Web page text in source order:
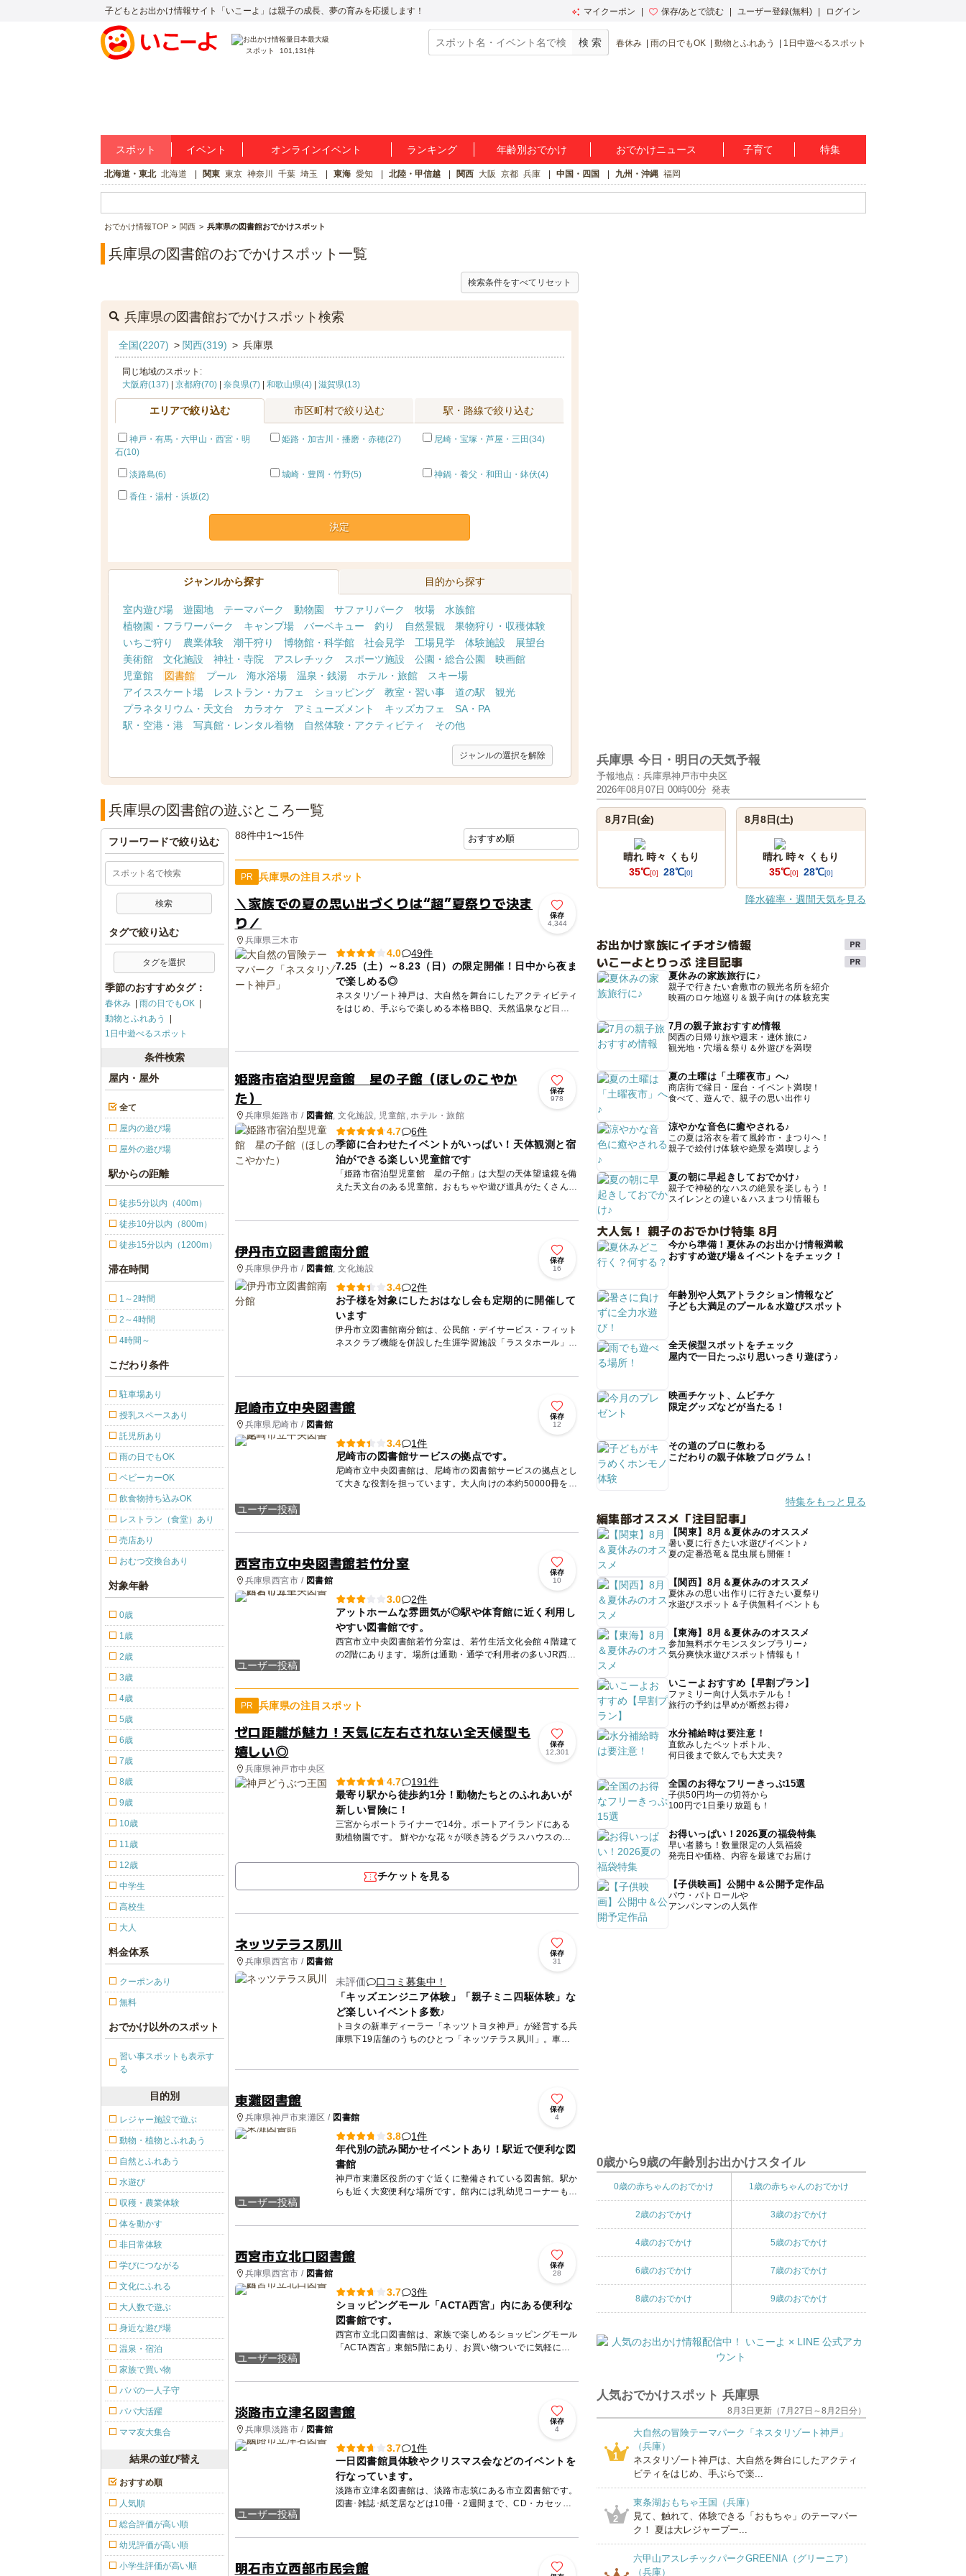
子どもとお出かけ情報サイト「いこーよ」は親子の成長、夢の育みを応援します！ マイクーポン 保存/あとで読む ユーザー登録(無料) ログイン
スポット 101,131件
春休み 雨の日でもOK 動物とふれあう 1日中遊べるスポット
スポット イベント オンラインイベント ランキング 年齢別おでかけ おでかけニュース 子育て 特集
北海道・東北 北海道 関東 東京 神奈川 千葉 埼玉 東海 愛知 北陸・甲信越 関西 大阪 京都 兵庫 中国・四国 九州・沖縄 福岡
おでかけ情報TOP 関西 兵庫県の図書館おでかけスポット
兵庫県の図書館のおでかけスポット一覧
検索条件をすべてリセット
兵庫県の図書館おでかけスポット検索
全国(2207) > 関西(319) > 兵庫県
同じ地域のスポット:
大阪府(137)| 京都府(70)| 奈良県(7)| 和歌山県(4)| 滋賀県(13)
エリアで絞り込む 市区町村で絞り込む 駅・路線で絞り込む
神戸・有馬・六甲山・西宮・明
石(10)
姫路・加古川・播磨・赤穂(27) 尼崎・宝塚・芦屋・三田(34)
淡路島(6) 城崎・豊岡・竹野(5) 神鍋・養父・和田山・鉢伏(4)
香住・湯村・浜坂(2)
決定
ジャンルから探す 目的から探す
室内遊び場 遊園地 テーマパーク 動物園 サファリパーク 牧場
水族館
植物園・フラワーパーク
キャンプ場 バーベキュー 釣り 自然景観
果物狩り・収穫体験
いちご狩り
農業体験 潮干狩り 博物館・科学館 社会見学 工場見学 体験施設
展望台
美術館
文化施設 神社・寺院 アスレチック スポーツ施設 公園・総合公園
映画館
児童館
図書館 プール 海水浴場 温泉・銭湯 ホテル・旅館
スキー場
アイススケート場
レストラン・カフェ ショッピング 教室・習い事 道の駅
観光
プラネタリウム・天文台
カラオケ アミューズメント キッズカフェ
SA・PA
駅・空港・港
写真館・レンタル着物 自然体験・アクティビティ その他
ジャンルの選択を解除
兵庫県の図書館の遊ぶところ一覧
88件中1〜15件
PR 兵庫県の注目スポット
＼家族での夏の思い出づくりは“超”夏祭りで決ま
り／
兵庫県三木市
保存
4,344
4.0
49件
7.25（土）～8.23（日）の限定開催！日中から夜ま
で楽しめる◎
ネスタリゾート神戸は、大自然を舞台にしたアクティビティ
をはじめ、手ぶらで楽しめる本格BBQ、天然温泉など日帰
姫路市宿泊型児童館 星の子館（ほしのこやか
た）
兵庫県姫路市 / 図書館 , 文化施設, 児童館, ホテル・旅館
保存
978
4.7
6件
季節に合わせたイベントがいっぱい！天体観測と宿
泊ができる楽しい児童館です
「姫路市宿泊型児童館 星の子館」は大型の天体望遠鏡を備
えた天文台のある児童館。おもちゃや遊び道具がたくさんあ
伊丹市立図書館南分館
兵庫県伊丹市 / 図書館 , 文化施設
保存
16
3.4
2件
お子様を対象にしたおはなし会も定期的に開催して
います
伊丹市立図書館南分館は、公民館・デイサービス・フィット
ネスクラブ機能を併設した生涯学習施設「ラスタホール」の
尼崎市立中央図書館
兵庫県尼崎市 / 図書館
保存
12
ユーザー投稿
3.4
1件
尼崎市の図書館サービスの拠点です。
尼崎市立中央図書館は、尼崎市の図書館サービスの拠点とし
て大きな役割を担っています。大人向けの本約50000冊を揃
西宮市立中央図書館若竹分室
兵庫県西宮市 / 図書館
保存
10
ユーザー投稿
3.0
2件
アットホームな雰囲気が◎駅や体育館に近く利用し
やすい図書館です。
西宮市立中央図書館若竹分室は、若竹生活文化会館４階建て
の2階にあります。場所は通勤・通学で利用者の多いJR西宮
PR 兵庫県の注目スポット
ゼロ距離が魅力！天気に左右されない全天候型も
嬉しい◎
兵庫県神戸市中央区
保存
12,301
4.7
191件
最寄り駅から徒歩約1分！動物たちとのふれあいが
新しい冒険に！
三宮からポートライナーで14分。ポートアイランドにある
動植物園です。 鮮やかな花々が咲き誇るグラスハウスの屋
会うことが...
チケットを見る
ネッツテラス夙川
兵庫県西宮市 / 図書館
保存
31
未評価
口コミ募集中！
「キッズエンジニア体験」「親子ミニ四駆体験」な
ど楽しいイベント多数♪
トヨタの新車ディーラー「ネッツトヨタ神戸」が経営する兵
庫県下19店舗のうちのひとつ「ネッツテラス夙川」。車の
東灘図書館
兵庫県神戸市東灘区 / 図書館
保存
4
ユーザー投稿
3.8
1件
年代別の読み聞かせイベントあり！駅近で便利な図
書館
神戸市東灘区役所のすぐ近くに整備されている図書館。駅か
らも近く大変便利な場所です。館内には乳幼児コーナーもあ
西宮市立北口図書館
兵庫県西宮市 / 図書館
保存
28
ユーザー投稿
3.7
3件
ショッピングモール「ACTA西宮」内にある便利な
図書館です。
西宮市立北口図書館は、家族で楽しめるショッピングモール
「ACTA西宮」東館5階にあり、お買い物ついでに気軽に立
淡路市立津名図書館
兵庫県淡路市 / 図書館
保存
4
ユーザー投稿
3.7
1件
一日図書館員体験やクリスマス会などのイベントを
行なっています。
淡路市立津名図書館は、淡路市志筑にある市立図書館です。
図書･雑誌･紙芝居などは10冊・2週間まで、CD・カセッ
明石市立西部市民会館
フリーワードで絞り込む
タグで絞り込む
タグを選択
季節のおすすめタグ：
春休み
雨の日でもOK
動物とふれあう
1日中遊べるスポット
条件検索
屋内・屋外
全て
屋内の遊び場
屋外の遊び場
駅からの距離
徒歩5分以内（400m）
徒歩10分以内（800m）
徒歩15分以内（1200m）
滞在時間
1～2時間
2～4時間
4時間～
こだわり条件
駐車場あり
授乳スペースあり
託児所あり
雨の日でもOK
ベビーカーOK
飲食物持ち込みOK
レストラン（食堂）あり
売店あり
おむつ交換台あり
対象年齢
0歳
1歳
2歳
3歳
4歳
5歳
6歳
7歳
8歳
9歳
10歳
11歳
12歳
中学生
高校生
大人
料金体系
クーポンあり
無料
おでかけ以外のスポット
習い事スポットも表示す
る
目的別
レジャー施設で遊ぶ
動物・植物とふれあう
自然とふれあう
水遊び
収穫・農業体験
体を動かす
非日常体験
学びにつながる
文化にふれる
大人数で遊ぶ
身近な遊び場
温泉・宿泊
家族で買い物
パパの一人子守
パパ大活躍
ママ友大集合
結果の並び替え
おすすめ順
人気順
総合評価が高い順
幼児評価が高い順
小学生評価が高い順
兵庫県 今日・明日の天気予報
予報地点：兵庫県神戸市中央区
2026年08月07日 00時00分 発表
8月7日(金)
晴れ 時々 くもり
35℃[0] 28℃[0]
8月8日(土)
晴れ 時々 くもり
35℃[0] 28℃[0]
降水確率・週間天気を見る
お出かけ家族にイチオシ情報
いこーよとりっぷ 注目記事
夏休みの家族旅行に♪
親子で行きたい倉敷市の観光名所を紹介
映画のロケ地巡り＆親子向けの体験充実
7月の親子旅おすすめ情報
関西の日帰り旅や週末・連休旅に♪
観光地・穴場＆祭り＆外遊びを満喫
夏の土曜は「土曜夜市」へ♪
商店街で縁日・屋台・イベント満喫！
食べて、遊んで、親子の思い出作り
涼やかな音色に癒やされる♪
この夏は浴衣を着て風鈴市・まつりへ！
親子で絵付け体験や絶景を満喫しよう
夏の朝に早起きしておでかけ♪
親子で神秘的なハスの絶景を楽しもう！
スイレンとの違い＆ハスまつり情報も
大人気！ 親子のおでかけ特集 8月
今から準備！夏休みのお出かけ情報満載
おすすめ遊び場＆イベントをチェック！
年齢別や人気アトラクション情報など
子ども大満足のプール＆水遊びスポット
全天候型スポットをチェック
屋内で一日たっぷり思いっきり遊ぼう♪
映画チケット、ムビチケ
限定グッズなどが当たる！
その道のプロに教わる
こだわりの親子体験プログラム！
特集をもっと見る
編集部オススメ「注目記事」
【関東】8月＆夏休みのオススメ
暑い夏に行きたい水遊びイベント♪
夏の定番恐竜＆昆虫展も開催！
【関西】8月＆夏休みのオススメ
夏休みの思い出作りに行きたい夏祭り
水遊びスポット＆子供無料イベントも
【東海】8月＆夏休みのオススメ
参加無料ポケモンスタンプラリー♪
気分爽快水遊びスポット情報も！
いこーよおすすめ【早割プラン】
ファミリー向け人気ホテルも！
旅行の予約は早めが断然お得♪
水分補給時は要注意！
直飲みしたペットボトル、
何日後まで飲んでも大丈夫？
全国のお得なフリーきっぷ15選
子供50円均一の切符から
100円で1日乗り放題も！
お得いっぱい！2026夏の福袋特集
早い者勝ち！数量限定の人気福袋
発売日や価格、内容を最速でお届け
【子供映画】公開中＆公開予定作品
パウ・パトロールや
アンパンマンの人気作
0歳から9歳の年齢別お出かけスタイル
0歳の赤ちゃんのおでかけ 1歳の赤ちゃんのおでかけ
2歳のおでかけ 3歳のおでかけ
4歳のおでかけ 5歳のおでかけ
6歳のおでかけ 7歳のおでかけ
8歳のおでかけ 9歳のおでかけ
人気おでかけスポット 兵庫県
8月3日更新（7月27日～8月2日分）
1
大自然の冒険テーマパーク「ネスタリゾート神戸」
（兵庫）
ネスタリゾート神戸は、大自然を舞台にしたアクティ
ビティをはじめ、手ぶらで楽...
2
東条湖おもちゃ王国（兵庫）
見て、触れて、体験できる「おもちゃ」のテーマパー
ク！ 夏は大レジャープー...
六甲山アスレチックパークGREENIA（グリーニア）
（兵庫）